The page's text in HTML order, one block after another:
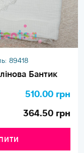
89418
Бантик
510.00 грн
364.50 грн